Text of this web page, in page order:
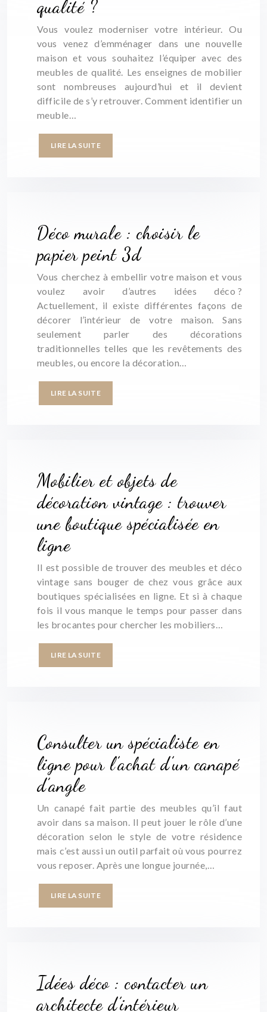
qualité ?
Vous voulez moderniser votre intérieur. Ou
vous venez d’emménager dans une nouvelle
maison et vous souhaitez l’équiper avec des
meubles de qualité. Les enseignes de mobilier
sont nombreuses aujourd’hui et il devient
difficile de s’y retrouver. Comment identifier un
meuble…
LIRE LA SUITE
Déco murale : choisir le
papier peint 3d
Vous cherchez à embellir votre maison et vous
voulez avoir d’autres idées déco ?
Actuellement, il existe différentes façons de
décorer l’intérieur de votre maison. Sans
seulement parler des décorations
traditionnelles telles que les revêtements des
meubles, ou encore la décoration…
LIRE LA SUITE
Mobilier et objets de
décoration vintage : trouver
une boutique spécialisée en
ligne
Il est possible de trouver des meubles et déco
vintage sans bouger de chez vous grâce aux
boutiques spécialisées en ligne. Et si à chaque
fois il vous manque le temps pour passer dans
les brocantes pour chercher les mobiliers…
LIRE LA SUITE
Consulter un spécialiste en
ligne pour l’achat d’un canapé
d’angle
Un canapé fait partie des meubles qu’il faut
avoir dans sa maison. Il peut jouer le rôle d’une
décoration selon le style de votre résidence
mais c’est aussi un outil parfait où vous pourrez
vous reposer. Après une longue journée,…
LIRE LA SUITE
Idées déco : contacter un
architecte d’intérieur